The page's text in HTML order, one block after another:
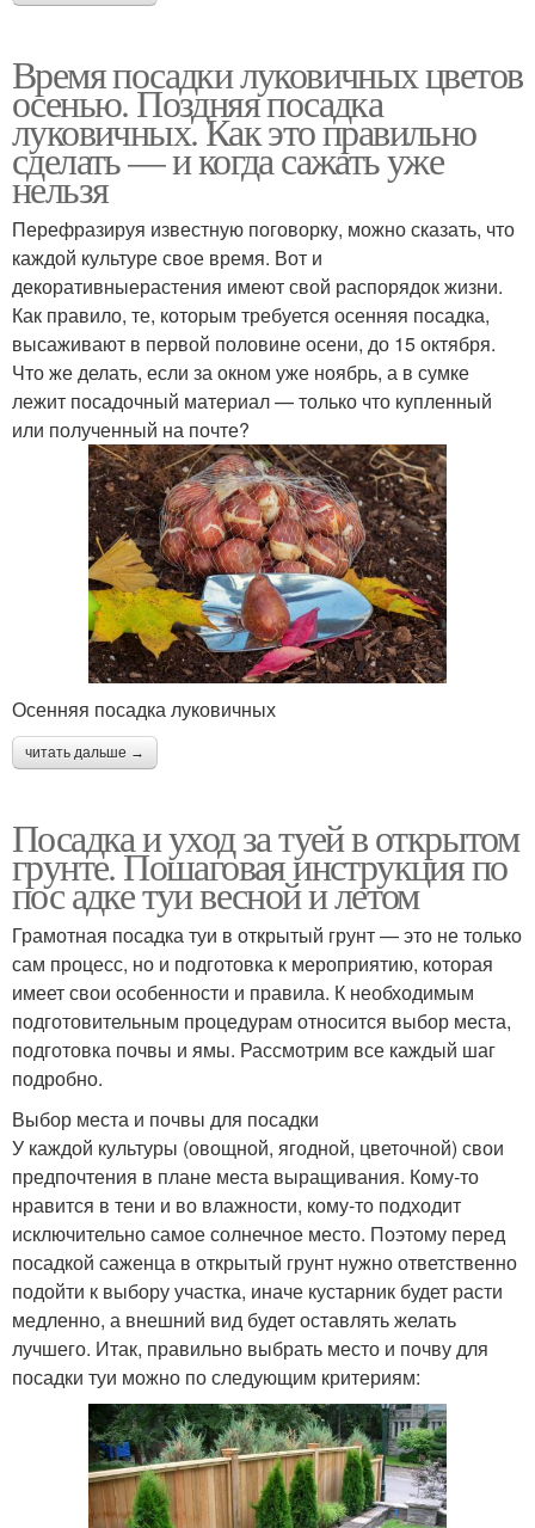
Время посадки луковичных цветов
осенью. Поздняя посадка
луковичных. Как это правильно
сделать — и когда сажать уже
нельзя
Перефразируя известную поговорку, можно сказать, что
каждой культуре свое время. Вот и
декоративныерастения имеют свой распорядок жизни.
Как правило, те, которым требуется осенняя посадка,
высаживают в первой половине осени, до 15 октября.
Что же делать, если за окном уже ноябрь, а в сумке
лежит посадочный материал — только что купленный
или полученный на почте?
Осенняя посадка луковичных
читать дальше →
Посадка и уход за туей в открытом
грунте. Пошаговая инструкция по
пос адке туи весной и летом
Грамотная посадка туи в открытый грунт — это не только
сам процесс, но и подготовка к мероприятию, которая
имеет свои особенности и правила. К необходимым
подготовительным процедурам относится выбор места,
подготовка почвы и ямы. Рассмотрим все каждый шаг
подробно.
Выбор места и почвы для посадки
У каждой культуры (овощной, ягодной, цветочной) свои
предпочтения в плане места выращивания. Кому-то
нравится в тени и во влажности, кому-то подходит
исключительно самое солнечное место. Поэтому перед
посадкой саженца в открытый грунт нужно ответственно
подойти к выбору участка, иначе кустарник будет расти
медленно, а внешний вид будет оставлять желать
лучшего. Итак, правильно выбрать место и почву для
посадки туи можно по следующим критериям: